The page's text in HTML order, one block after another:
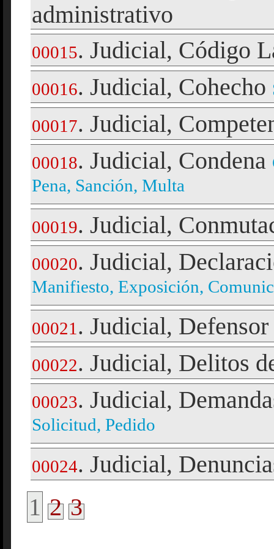
administrativo
00015. Judicial, Código
00016. Judicial, Cohecho
00017. Judicial,
00018. Judicial, Condena
Pena, Sanción, Multa
00019. Judicial,
00020. Judicial,
Manifiesto, Exposición,
00021 . Judicial, Defensor
00022. Judicial, Delitos
00023. Judicial,
Solicitud, Pedido
00024. Judicial,
1 2 3